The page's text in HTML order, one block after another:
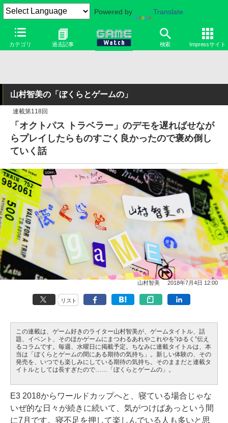
Powered by Translate
カテゴリ 過去記事 検索 Impressサイト
山村智美の「ぼくらとゲームの」
連載第118回
「オクトパス トラベラー」のデモを遅ればせなが
らプレイしたらものすごく良かったので褒め倒し
ていく話
山村智美 2018年7月4日 12:00
リスト
この連載は、ゲーム好きのライター山村智美が、ゲームタイトル、話
題、イベント、そのほかゲームにまつわるあれやこれやを“ゆるく”伝え
るコラムです。毎週、水曜日に掲載予定。ちなみに連載タイトルは、本
当は「ぼくらとゲームの間にある期待の気持ち」。新しい体験の、その
発売を、いつでも楽しみにしている期待の気持ち。そのままだと連載タ
イトルとしては長すぎたので……「ぼくらとゲームの」。
E3 2018からワールドカップへと、寝ている場合じゃな
いぜ的な日々が続きに続いて、気がつけばあっという間
に7月です。寝不足を押して楽しんでいる人も多いと思